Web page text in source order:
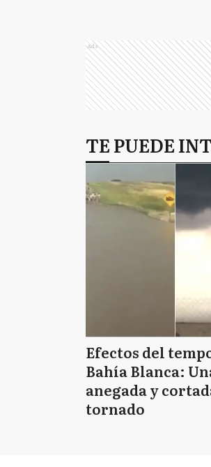
Ads
TE PUEDE
Efectos del
Bahía Blanca:
anegada y
tornado